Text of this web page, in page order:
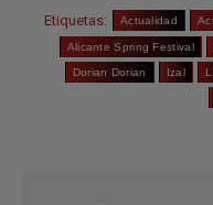
Etiquetas: Actualidad
Alicante Spring Festival
Dorian Dorian Izal